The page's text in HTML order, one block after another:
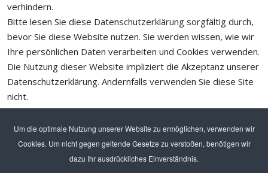
Um die optimale Nutzung unserer Website zu ermöglichen, verwenden wir
Cookies. Um nicht gegen geltende Gesetze zu verstoßen, benötigen wir
dazu Ihr ausdrückliches Einverständnis.
verhindern.
Bitte lesen Sie diese Datenschutzerklärung sorgfältig durch,
bevor Sie diese Website nutzen. Sie werden wissen, wie wir
Ihre persönlichen Daten verarbeiten und Cookies verwenden.
Die Nutzung dieser Website impliziert die Akzeptanz unserer
Datenschutzerklärung. Andernfalls verwenden Sie diese Site
nicht.